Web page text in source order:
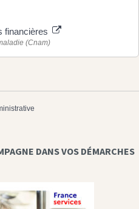
financières
(Cnam)
DANS VOS DÉMARCHES